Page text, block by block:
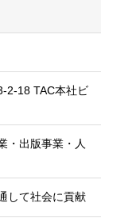
2-18 TAC本社ビ
・出版事業・人
して社会に貢献